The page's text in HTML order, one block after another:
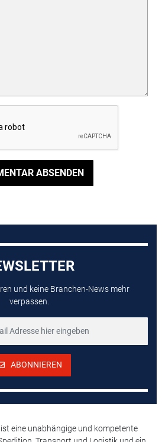
ABSENDEN
und keine Branchen-News mehr
verpassen.
ABONNIEREN
eine unabhängige und kompetente